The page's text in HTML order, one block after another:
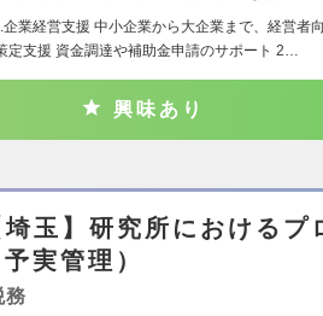
企業経営支援 中小企業から大企業まで、経営者
定支援 資金調達や補助金申請のサポート 2…
興味あり
埼玉】研究所における
実管理）
務